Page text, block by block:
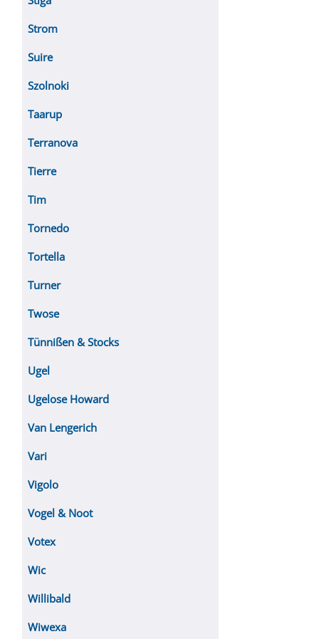
Strom
Suire
Szolnoki
Taarup
Terranova
Tierre
Tim
Tornedo
Tortella
Turner
Twose
Tünnißen & Stocks
Ugel
Ugelose Howard
Van Lengerich
Vari
Vigolo
Vogel & Noot
Votex
Wic
Willibald
Wiwexa